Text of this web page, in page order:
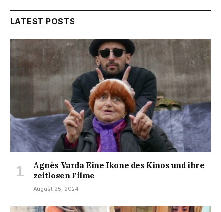
LATEST POSTS
Agnès Varda Eine Ikone des Kinos und ihre
zeitlosen Filme
August 25, 2024